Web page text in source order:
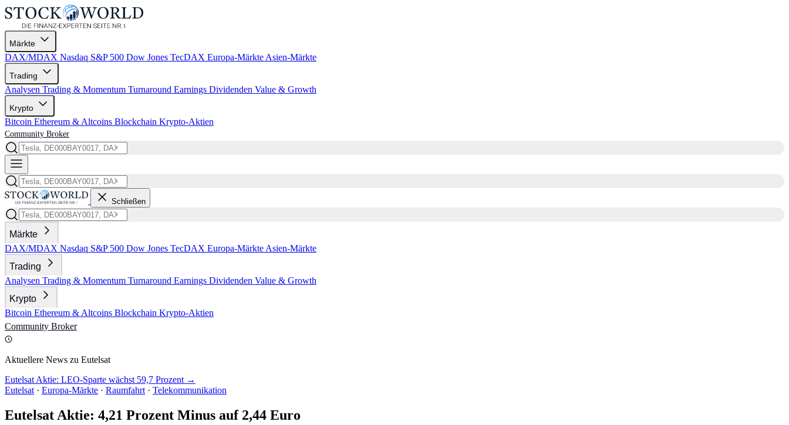
Märkte
DAX/MDAX Nasdaq S&P 500 Dow Jones TecDAX Europa-Märkte Asien-Märkte
Trading
Analysen Trading & Momentum Turnaround Earnings Dividenden Value & Growth
Krypto
Bitcoin Ethereum & Altcoins Blockchain Krypto-Aktien
Community Broker
Schließen
Märkte
DAX/MDAX Nasdaq S&P 500 Dow Jones TecDAX Europa-Märkte Asien-Märkte
Trading
Analysen Trading & Momentum Turnaround Earnings Dividenden Value & Growth
Krypto
Bitcoin Ethereum & Altcoins Blockchain Krypto-Aktien
Community Broker
Aktuellere News zu Eutelsat
Eutelsat Aktie: LEO-Sparte wächst 59,7 Prozent →
Eutelsat · Europa-Märkte · Raumfahrt · Telekommunikation
Eutelsat Aktie: 4,21 Prozent Minus auf 2,44 Euro